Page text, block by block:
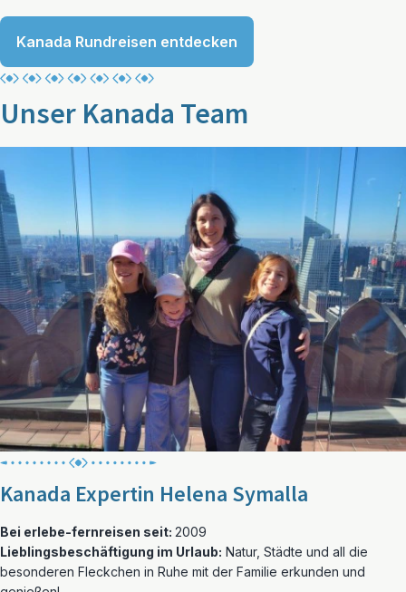
Kanada Rundreisen entdecken
Unser Kanada Team
Kanada Expertin Helena Symalla
Bei erlebe-fernreisen seit: 2009
Lieblingsbeschäftigung im Urlaub: Natur, Städte und all die
besonderen Fleckchen in Ruhe mit der Familie erkunden und